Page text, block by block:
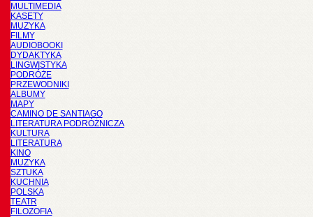
MULTIMEDIA
KASETY
MUZYKA
FILMY
AUDIOBOOKI
DYDAKTYKA
LINGWISTYKA
PODRÓŻE
PRZEWODNIKI
ALBUMY
MAPY
CAMINO DE SANTIAGO
LITERATURA PODRÓŻNICZA
KULTURA
LITERATURA
KINO
MUZYKA
SZTUKA
KUCHNIA
POLSKA
TEATR
FILOZOFIA